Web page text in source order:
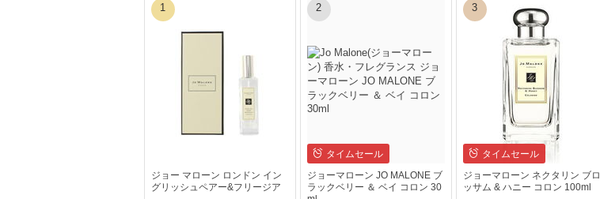
1
ジョー マローン ロンドン イン
グリッシュペアー&フリージア
2
タイムセール
ジョーマローン JO MALONE ブ
ラックベリー ＆ ベイ コロン 30
3
タイムセール
ジョーマローン ネクタリン ブロ
ッサム & ハニー コロン 100ml